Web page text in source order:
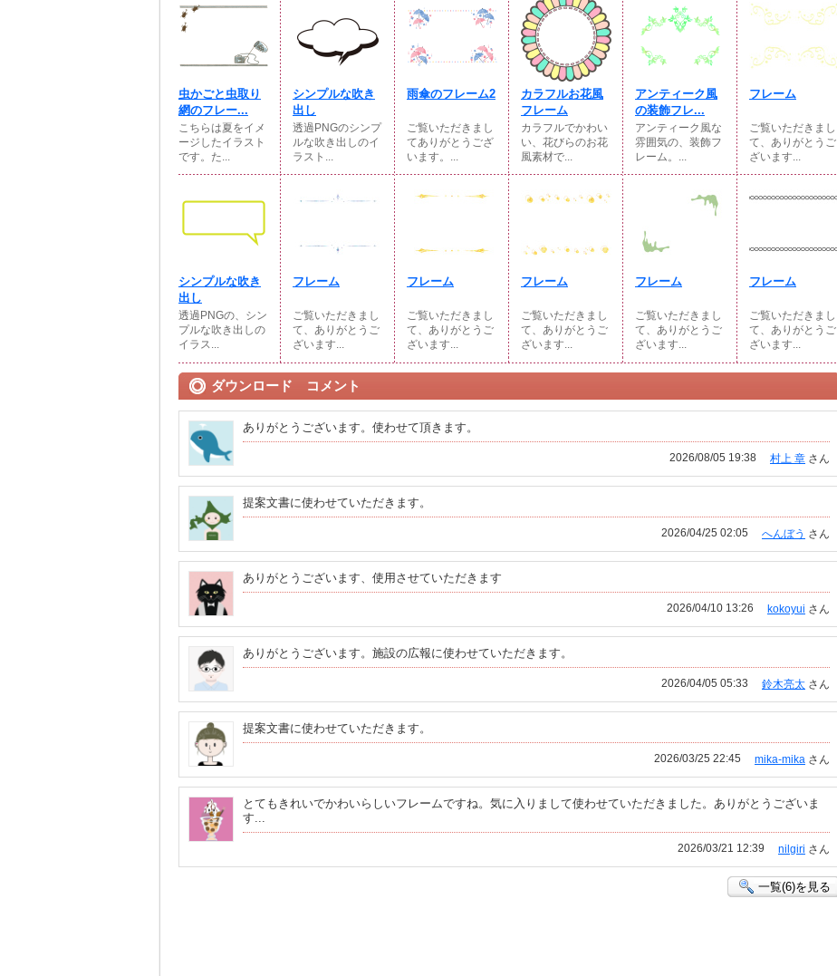
虫かごと虫取り
網のフレー...
こちらは夏をイメ
ージしたイラスト
です。た...
シンプルな吹き
出し
透過PNGのシンプ
ルな吹き出しのイ
ラスト...
雨傘のフレーム2
ご覧いただきまし
てありがとうござ
います。...
カラフルお花風
フレーム
カラフルでかわい
い、花びらのお花
風素材で...
アンティーク風
の装飾フレ...
アンティーク風な
雰囲気の、装飾フ
レーム。...
フレーム
ご覧いただきまし
て、ありがとうご
ざいます...
シンプルな吹き
出し
透過PNGの、シン
プルな吹き出しの
イラス...
フレーム
ご覧いただきまし
て、ありがとうご
ざいます...
フレーム
ご覧いただきまし
て、ありがとうご
ざいます...
フレーム
ご覧いただきまし
て、ありがとうご
ざいます...
フレーム
ご覧いただきまし
て、ありがとうご
ざいます...
フレーム
ご覧いただきまし
て、ありがとうご
ざいます...
ダウンロード コメント
ありがとうございます。使わせて頂きます。
村上 章 さん
2026/08/05 19:38
提案文書に使わせていただきます。
へんぼう さん
2026/04/25 02:05
ありがとうございます、使用させていただきます
kokoyui さん
2026/04/10 13:26
ありがとうございます。施設の広報に使わせていただきます。
鈴木亮太 さん
2026/04/05 05:33
提案文書に使わせていただきます。
mika-mika さん
2026/03/25 22:45
とてもきれいでかわいらしいフレームですね。気に入りまして使わせていただきました。ありがとうございま
す...
nilgiri さん
2026/03/21 12:39
一覧(6)を見る